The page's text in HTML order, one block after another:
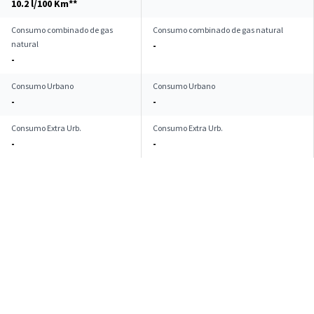
10.2 l/100 Km**
Consumo combinado de gas
natural
-
Consumo combinado de gas natural
-
Consumo Urbano
-
Consumo Urbano
-
Consumo Extra Urb.
-
Consumo Extra Urb.
-